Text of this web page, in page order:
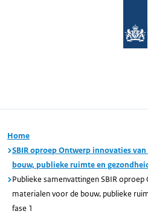
Home
SBIR oproep Ontwerp innovaties
bouw, publieke ruimte en
Publieke samenvattingen SBIR
materialen voor de bouw, publieke
fase 1